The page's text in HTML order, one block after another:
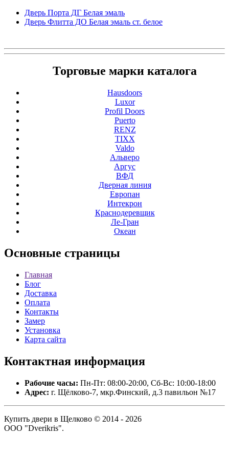
Дверь Порта ДГ Белая эмаль
Дверь Флитта ДO Белая эмаль ст. белое
Торговые марки каталога
Hausdoors
Luxor
Profil Doors
Puerto
RENZ
TIXX
Valdo
Альверо
Аргус
ВФД
Дверная линия
Европан
Интекрон
Краснодеревщик
Ле-Гран
Океан
Основные страницы
Главная
Блог
Доставка
Оплата
Контакты
Замер
Установка
Карта сайта
Контактная информация
Рабочие часы: Пн-Пт: 08:00-20:00, Сб-Вс: 10:00-18:00
Адрес: г. Щёлково-7, мкр.Финский, д.3 павильон №17
Купить двери в Щелково © 2014 - 2026
ООО "Dverikris".